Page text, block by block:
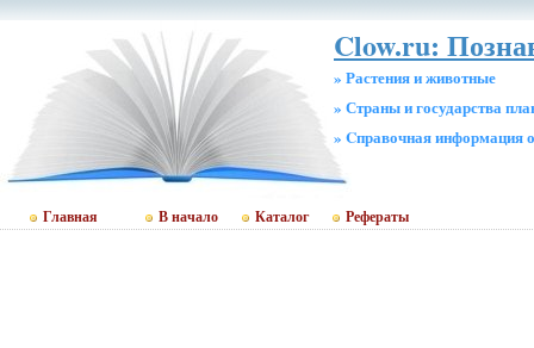
Clow.ru:
» Растения и животные
» Страны и государства
» Cправочная информация
Главная В начало Каталог Рефераты